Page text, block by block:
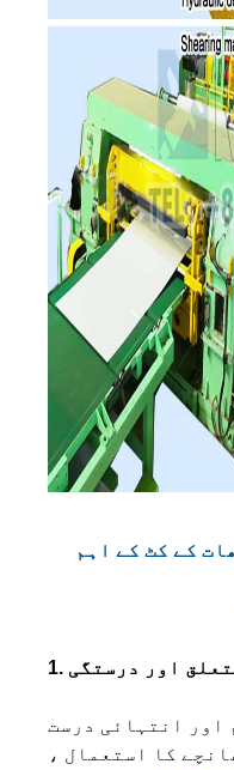
کے کٹ کے اہم
متعلق اور درستگی
اور انتہائی درست
کا استعمال ،